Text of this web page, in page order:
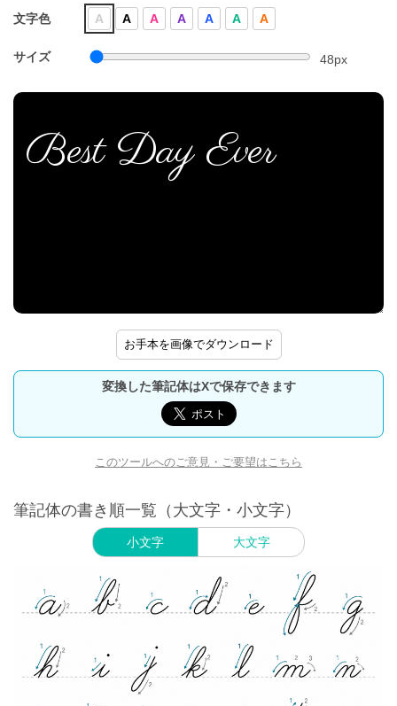
文字色 A A A A A A A
サイズ 48px
お手本を画像でダウンロード
変換した筆記体はXで保存できます
このツールへのご意見・ご要望はこちら
筆記体の書き順一覧（大文字・小文字）
小文字 大文字